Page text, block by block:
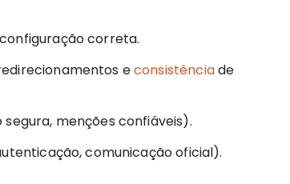
correta.
econsistênciade
menções confiáveis).
comunicação oficial).